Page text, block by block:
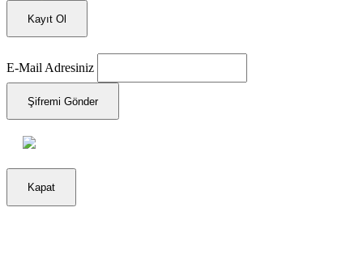
Kayıt Ol
E-Mail Adresiniz
Şifremi Gönder
Kapat